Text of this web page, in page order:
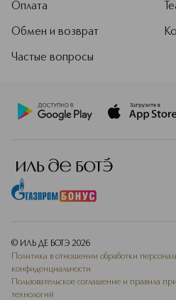
Оплата
Обмен и возврат
Частые вопросы
© ИЛЬ ДЕ БОТЭ 2026
Политика в отношении обработки
конфиденциальности
Пользовательское соглашение и правила
технологий